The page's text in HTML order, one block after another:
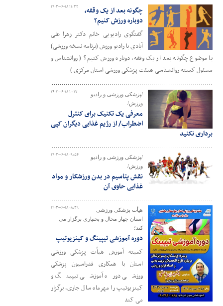
۱۴۰۳-۰۶-۱۸ ۱۱:۳۲
چگونه بعد از یک وقفه،
دوباره ورزش کنیم؟
گفتگوی رادیویی خانم دکتر زهرا علی
آبادی با رادیو ورزش (برنامه نسخه ورزشی)
با موضوع چگونه بعد از یک وقفه، دوباره ورزش کنیم؟ ( روانشناس و
مسئول کمیته روانشناسی هیئت پزشکی ورزشی استان مرکزی )
۱۴۰۳-۰۶-۱۸ ۱۰:۱۷
/پزشکی ورزشی و رادیو
ورزش/
معرفی یک تکنیک برای کنترل
اضطراب/ از رژیم غذایی دیگران کپی
برداری نکنید
۱۴۰۳-۰۶-۱۸ ۰۹:۵۴
/پزشکی ورزشی و رادیو
ورزش/
نقش پتاسیم در بدن ورزشکار و مواد
غذایی حاوی آن
۱۴۰۳-۰۶-۱۸ ۰۸:۳۹
هیأت پزشکی ورزشی
استان چهار محال و بختیاری برگزار می
کند؛
دوره آموزشی تیپینگ و کینزیوتیپ
کمیته آموزش هیأت پزشکی ورزشی
استان با همکاری فدراسیون پزشکی
ورزشی دوره آموزشی تیپینگ و
کینزیوتیپ را مهرماه سال جاری، برگزار
می کند